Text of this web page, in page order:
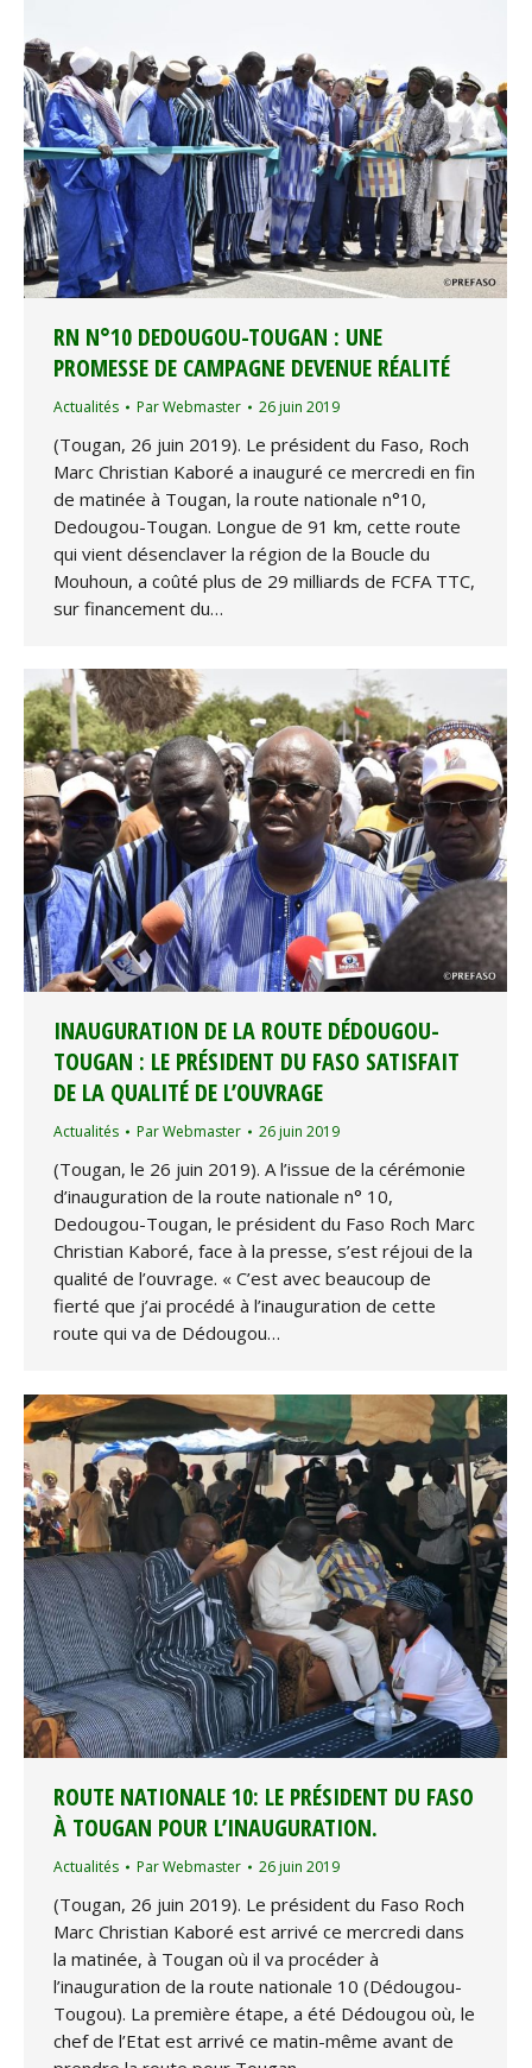
RN N°10 DEDOUGOU-TOUGAN : UNE
PROMESSE DE CAMPAGNE DEVENUE RÉALITÉ
Actualités ParWebmaster 26 juin 2019
(Tougan, 26 juin 2019). Le président du Faso, Roch
Marc Christian Kaboré a inauguré ce mercredi en fin
de matinée à Tougan, la route nationale n°10,
Dedougou-Tougan. Longue de 91 km, cette route
qui vient désenclaver la région de la Boucle du
Mouhoun, a coûté plus de 29 milliards de FCFA TTC,
sur financement du…
INAUGURATION DE LA ROUTE DÉDOUGOU-
TOUGAN : LE PRÉSIDENT DU FASO SATISFAIT
DE LA QUALITÉ DE L’OUVRAGE
Actualités ParWebmaster 26 juin 2019
(Tougan, le 26 juin 2019). A l’issue de la cérémonie
d’inauguration de la route nationale n° 10,
Dedougou-Tougan, le président du Faso Roch Marc
Christian Kaboré, face à la presse, s’est réjoui de la
qualité de l’ouvrage. « C’est avec beaucoup de
fierté que j’ai procédé à l’inauguration de cette
route qui va de Dédougou…
ROUTE NATIONALE 10: LE PRÉSIDENT DU FASO
À TOUGAN POUR L’INAUGURATION.
Actualités ParWebmaster 26 juin 2019
(Tougan, 26 juin 2019). Le président du Faso Roch
Marc Christian Kaboré est arrivé ce mercredi dans
la matinée, à Tougan où il va procéder à
l’inauguration de la route nationale 10 (Dédougou-
Tougou). La première étape, a été Dédougou où, le
chef de l’Etat est arrivé ce matin-même avant de